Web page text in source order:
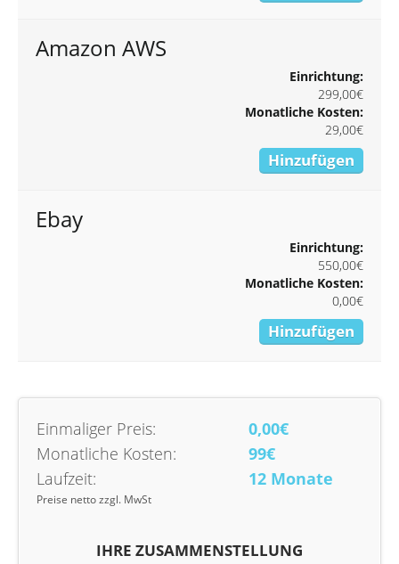
Amazon AWS
Einrichtung:
299,00€
Monatliche Kosten:
29,00€
Hinzufügen
Ebay
Einrichtung:
550,00€
Monatliche Kosten:
0,00€
Hinzufügen
Einmaliger Preis:
0,00€
Monatliche Kosten:
99€
Laufzeit:
12 Monate
Preise netto zzgl. MwSt
IHRE ZUSAMMENSTELLUNG